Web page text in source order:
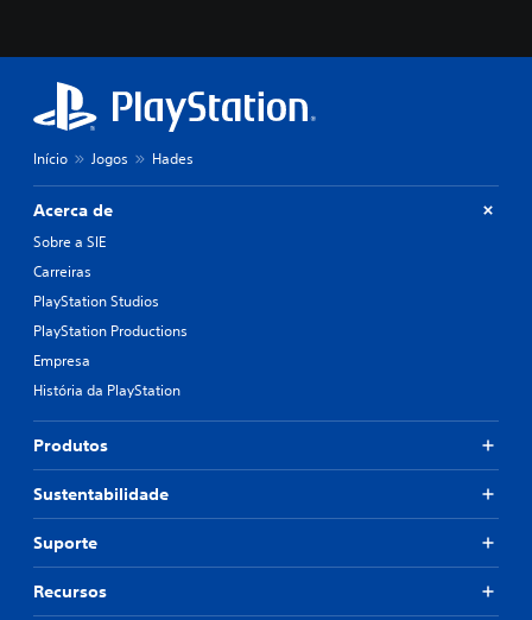
Início Jogos Hades
Acerca de
Sobre a SIE
Carreiras
PlayStation Studios
PlayStation Productions
Empresa
História da PlayStation
Produtos
Sustentabilidade
Suporte
Recursos